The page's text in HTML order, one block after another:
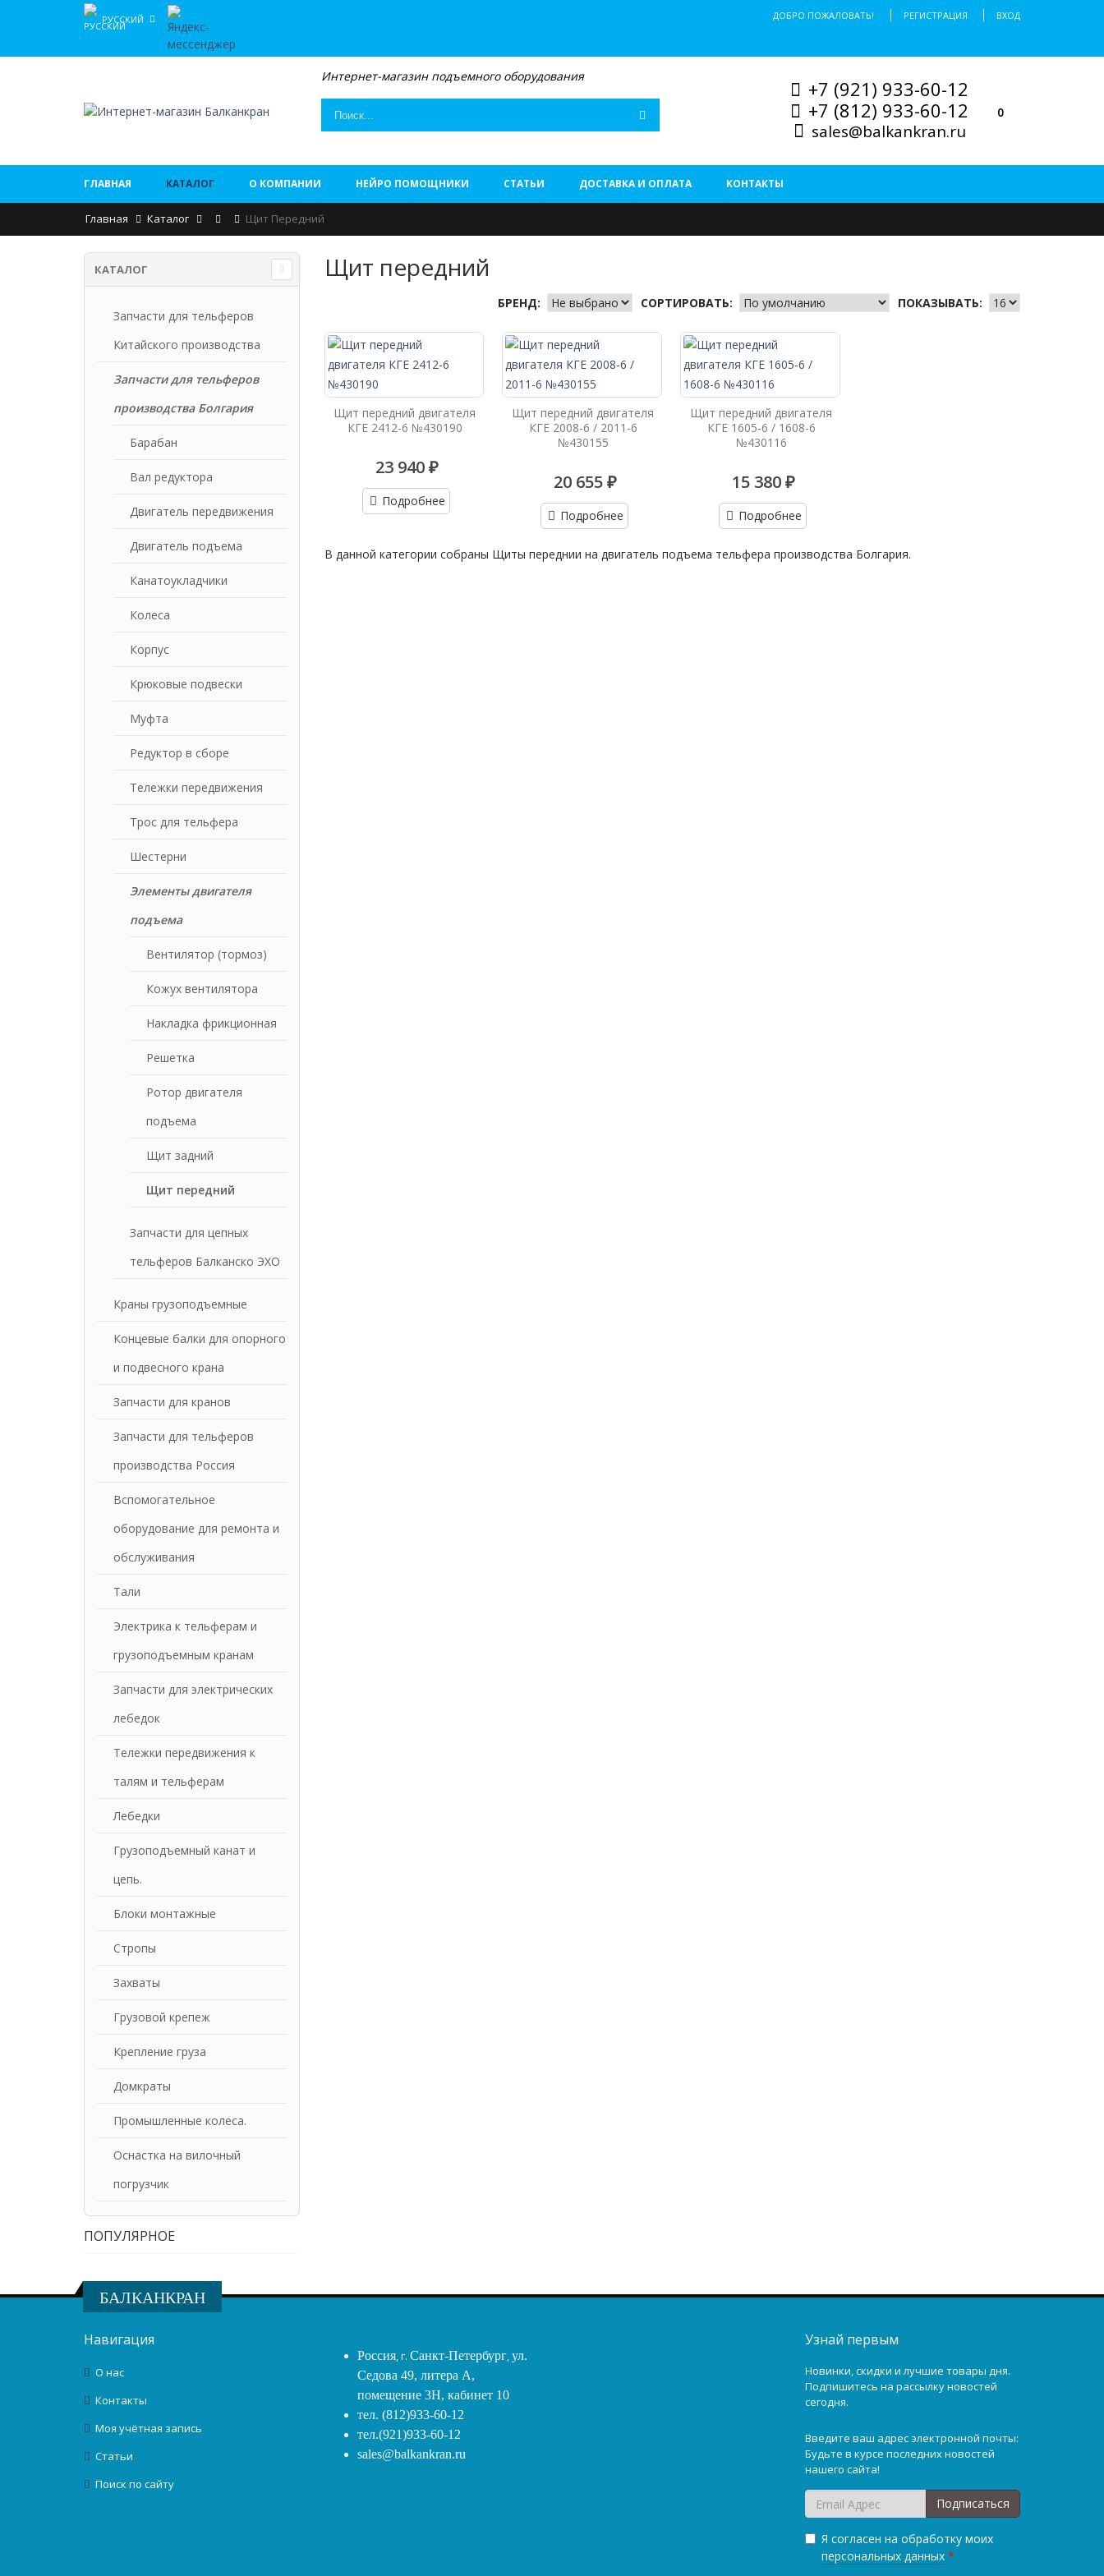
РУССКИЙ РЕГИСТРАЦИЯ ВХОД
ДОБРО ПОЖАЛОВАТЬ!
+7 (921) 933-60-12
+7 (812) 933-60-12
sales@balkankran.ru
0
Интернет-магазин подъемного оборудования
ГЛАВНАЯ КАТАЛОГ О КОМПАНИИ НЕЙРО ПОМОЩНИКИ СТАТЬИ ДОСТАВКА И ОПЛАТА КОНТАКТЫ
Главная Каталог Щит Передний
КАТАЛОГ
Запчасти для тельферов
Китайского производства
Запчасти для тельферов
производства Болгария
Барабан
Вал редуктора
Двигатель передвижения
Двигатель подъема
Канатоукладчики
Колеса
Корпус
Крюковые подвески
Муфта
Редуктор в сборе
Тележки передвижения
Трос для тельфера
Шестерни
Элементы двигателя
подъема
Вентилятор (тормоз)
Кожух вентилятора
Накладка фрикционная
Решетка
Ротор двигателя
подъема
Щит задний
Щит передний
Запчасти для цепных
тельферов Балканско ЭХО
Краны грузоподъемные
Концевые балки для опорного
и подвесного крана
Запчасти для кранов
Запчасти для тельферов
производства Россия
Вспомогательное
оборудование для ремонта и
обслуживания
Тали
Электрика к тельферам и
грузоподъемным кранам
Запчасти для электрических
лебедок
Тележки передвижения к
талям и тельферам
Лебедки
Грузоподъемный канат и
цепь.
Блоки монтажные
Стропы
Захваты
Грузовой крепеж
Крепление груза
Домкраты
Промышленные колеса.
Оснастка на вилочный
погрузчик
ПОПУЛЯРНОЕ
Щит передний
ПОКАЗЫВАТЬ:
СОРТИРОВАТЬ:
БРЕНД:
Щит передний двигателя
КГЕ 2412-6 №430190
23 940 ₽
Подробнее
Щит передний двигателя
КГЕ 2008-6 / 2011-6
№430155
20 655 ₽
Подробнее
Щит передний двигателя
КГЕ 1605-6 / 1608-6
№430116
15 380 ₽
Подробнее
В данной категории собраны Щиты переднии на двигатель подъема тельфера производства Болгария.
БАЛКАНКРАН
Навигация
О нас
Контакты
Моя учётная запись
Статьи
Поиск по сайту
Россия, г. Санкт-Петербург,ул.
Седова 49, литера А,
помещение 3Н, кабинет 10
тел. (812)933-60-12
тел.(921)933-60-12
sales@balkankran.ru
Узнай первым
Новинки, скидки и лучшие товары дня.
Подпишитесь на рассылку новостей
сегодня.
Введите ваш адрес электронной почты:
Будьте в курсе последних новостей
нашего сайта!
Я согласен на обработку моих
персональных данных *
Подписаться